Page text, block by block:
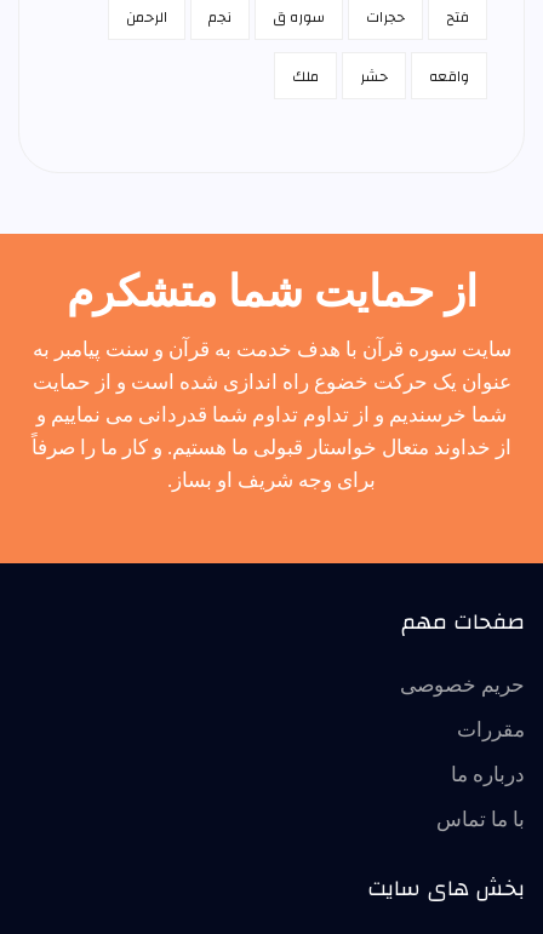
فتح حجرات سوره ق نجم الرحمن
واقعه حشر ملك
از حمایت شما متشکرم
سایت سوره قرآن با هدف خدمت به قرآن و سنت پیامبر به
عنوان یک حرکت خضوع راه اندازی شده است و از حمایت
شما خرسندیم و از تداوم تداوم شما قدردانی می نماییم و
از خداوند متعال خواستار قبولی ما هستیم. و کار ما را صرفاً
برای وجه شریف او بساز.
صفحات مهم
حریم خصوصی
مقررات
درباره ما
با ما تماس
بخش های سایت